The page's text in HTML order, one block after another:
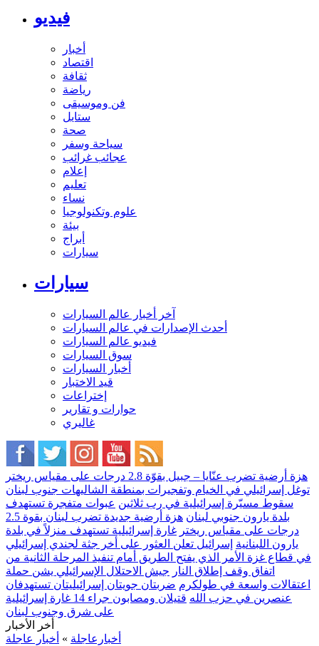
فيديو
أخبار
اقتصاد
ثقافة
رياضة
فن وموسيقى
ستايل
صحة
سياحة وسفر
عجائب غرائب
إعلام
تعليم
نساء
علوم وتكنولوجيا
بيئة
أبراج
سيارات
سيارات
آخر أخبار عالم السيارات
أحدث الإصدارات في عالم السيارات
فيديو عالم السيارات
سوق السيارات
أخبار السيارات
قيد الاختبار
إختراعات
حوارات و تقارير
غاليري
هزة أرضية تضرب عنّايا – جبيل بقوّة 2.8 درجات على مقياس ريختر
توغل إسرائيلي في الخيام وتفجيرات بمنطقة الشاليهات جنوب لبنان
سقوط مسيّرة إسرائيلية في رب ثلاثين عبوات متفجرة تستهدف
بلدة يارون جنوبي لبنان
هزة أرضية جديدة تضرب لبنان بقوة 2.5
درجات على مقياس ريختر غارة إسرائيلية تستهدف منزلاً في بلدة
يارون اللبنانية إسرائيل تعلن العثور على أخر جثة لجندي إسرائيلي
في قطاع غزة الأمر الذي يفتح الطريق أمام تنفيذ المرحلة الثانية من
اتفاق وقف إطلاق النار جيش الاحتلال الإسرائيلي يشن حملة
اعتقالات واسعة في طولكرم ضربتان جويتان إسرائيليتان تستهدفان
عنصرين في حزب الله
قتيلان ومصابون جراء 14 غارة إسرائيلية
على شرق وجنوب لبنان
أخر الأخبار
أخبارعاجلة » أخبار عاجلة